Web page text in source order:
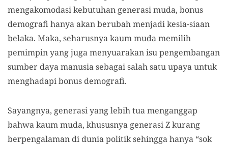
mengakomodasi kebutuhan generasi muda, bonus
demografi hanya akan berubah menjadi kesia-siaan
belaka. Maka, seharusnya kaum muda memilih
pemimpin yang juga menyuarakan isu pengembangan
sumber daya manusia sebagai salah satu upaya untuk
menghadapi bonus demografi.
Sayangnya, generasi yang lebih tua menganggap
bahwa kaum muda, khususnya generasi Z kurang
berpengalaman di dunia politik sehingga hanya “sok